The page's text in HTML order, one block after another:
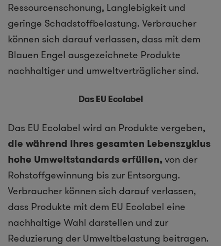
Ressourcenschonung, Langlebigkeit und
geringe Schadstoffbelastung. Verbraucher
können sich darauf verlassen, dass mit dem
Blauen Engel ausgezeichnete Produkte
nachhaltiger und umweltverträglicher sind.
Das EU Ecolabel
Das EU Ecolabel wird an Produkte vergeben,
die während ihres gesamten Lebenszyklus
hohe Umweltstandards erfüllen, von der
Rohstoffgewinnung bis zur Entsorgung.
Verbraucher können sich darauf verlassen,
dass Produkte mit dem EU Ecolabel eine
nachhaltige Wahl darstellen und zur
Reduzierung der Umweltbelastung beitragen.